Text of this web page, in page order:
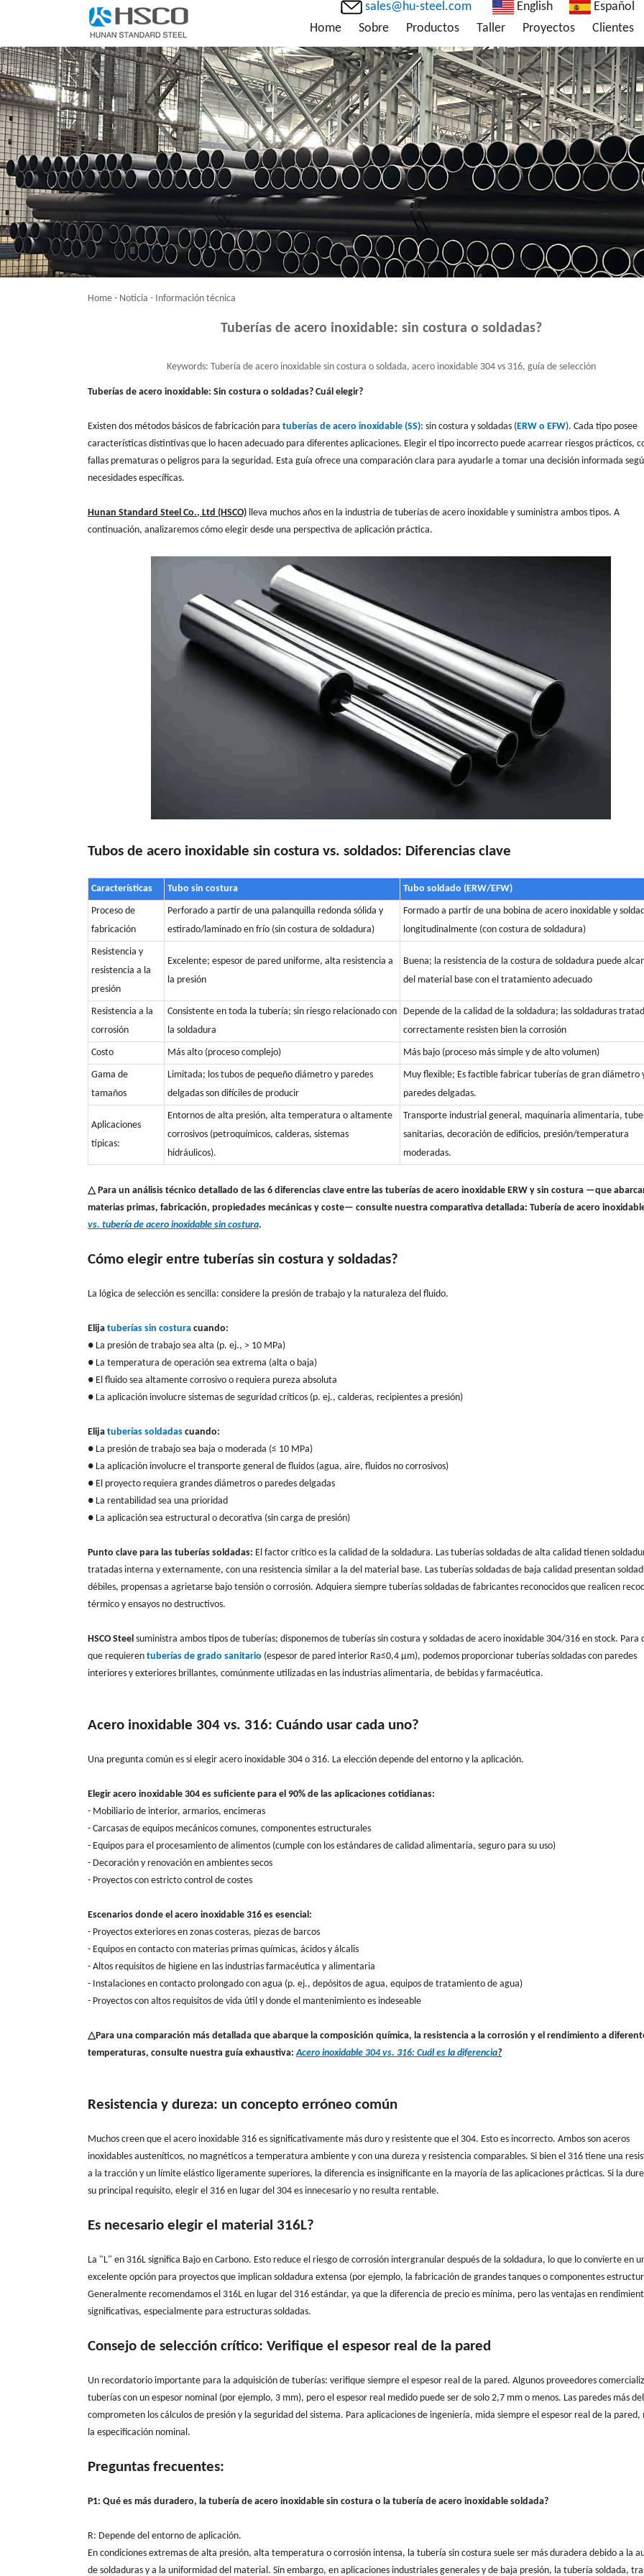
sales@hu-steel.com English Español
Home
Sobre Productos Taller Proyectos Clientes
Home - Noticia - Información técnica
Tuberías de acero inoxidable: sin costura o soldadas?
Keywords: Tubería de acero inoxidable sin costura o soldada, acero inoxidable 304 vs 316, guía de selección
Tuberías de acero inoxidable: Sin costura o soldadas? Cuál elegir?
Existen dos métodos básicos de fabricación para tuberías de acero inoxidable (SS): sin costura y soldadas (ERW o EFW). Cada tipo posee
características distintivas que lo hacen adecuado para diferentes aplicaciones. Elegir el tipo incorrecto puede acarrear riesgos prácticos,
fallas prematuras o peligros para la seguridad. Esta guía ofrece una comparación clara para ayudarle a tomar una decisión informada
necesidades específicas.
Hunan Standard Steel Co., Ltd (HSCO) lleva muchos años en la industria de tuberías de acero inoxidable y suministra ambos tipos. A
continuación, analizaremos cómo elegir desde una perspectiva de aplicación práctica.
Tubos de acero inoxidable sin costura vs. soldados: Diferencias clave
Características Tubo sin costura Tubo soldado (ERW/EFW)
Proceso de
fabricación
Perforado a partir de una palanquilla redonda sólida y
estirado/laminado en frío (sin costura de soldadura)
Formado a partir de una bobina de acero inoxidable y
longitudinalmente (con costura de soldadura)
Resistencia y
resistencia a la
presión
Excelente; espesor de pared uniforme, alta resistencia a
la presión
Buena; la resistencia de la costura de soldadura puede
del material base con el tratamiento adecuado
Resistencia a la
corrosión
Consistente en toda la tubería; sin riesgo relacionado con
la soldadura
Depende de la calidad de la soldadura; las soldaduras
correctamente resisten bien la corrosión
Costo Más alto (proceso complejo) Más bajo (proceso más simple y de alto volumen)
Gama de
tamaños
Limitada; los tubos de pequeño diámetro y paredes
delgadas son difíciles de producir
Muy flexible; Es factible fabricar tuberías de gran diámetro
paredes delgadas.
Aplicaciones
típicas:
Entornos de alta presión, alta temperatura o altamente
corrosivos (petroquímicos, calderas, sistemas
hidráulicos).
Transporte industrial general, maquinaria alimentaria,
sanitarias, decoración de edificios, presión/temperatura
moderadas.
△ Para un análisis técnico detallado de las 6 diferencias clave entre las tuberías de acero inoxidable ERW y sin costura —que
materias primas, fabricación, propiedades mecánicas y coste— consulte nuestra comparativa detallada: Tubería de acero
vs. tubería de acero inoxidable sin costura.
Cómo elegir entre tuberías sin costura y soldadas?
La lógica de selección es sencilla: considere la presión de trabajo y la naturaleza del fluido.
Elija tuberías sin costura cuando:
● La presión de trabajo sea alta (p. ej., > 10 MPa)
● La temperatura de operación sea extrema (alta o baja)
● El fluido sea altamente corrosivo o requiera pureza absoluta
● La aplicación involucre sistemas de seguridad críticos (p. ej., calderas, recipientes a presión)
Elija tuberías soldadas cuando:
● La presión de trabajo sea baja o moderada (≤ 10 MPa)
● La aplicación involucre el transporte general de fluidos (agua, aire, fluidos no corrosivos)
● El proyecto requiera grandes diámetros o paredes delgadas
● La rentabilidad sea una prioridad
● La aplicación sea estructural o decorativa (sin carga de presión)
Punto clave para las tuberías soldadas: El factor crítico es la calidad de la soldadura. Las tuberías soldadas de alta calidad tienen
tratadas interna y externamente, con una resistencia similar a la del material base. Las tuberías soldadas de baja calidad presentan
débiles, propensas a agrietarse bajo tensión o corrosión. Adquiera siempre tuberías soldadas de fabricantes reconocidos que realicen
térmico y ensayos no destructivos.
HSCO Steel suministra ambos tipos de tuberías; disponemos de tuberías sin costura y soldadas de acero inoxidable 304/316 en stock. Para
que requieren tuberías de grado sanitario (espesor de pared interior Ra≤0,4 μm), podemos proporcionar tuberías soldadas con paredes
interiores y exteriores brillantes, comúnmente utilizadas en las industrias alimentaria, de bebidas y farmacéutica.
Acero inoxidable 304 vs. 316: Cuándo usar cada uno?
Una pregunta común es si elegir acero inoxidable 304 o 316. La elección depende del entorno y la aplicación.
Elegir acero inoxidable 304 es suficiente para el 90% de las aplicaciones cotidianas:
- Mobiliario de interior, armarios, encimeras
- Carcasas de equipos mecánicos comunes, componentes estructurales
- Equipos para el procesamiento de alimentos (cumple con los estándares de calidad alimentaria, seguro para su uso)
- Decoración y renovación en ambientes secos
- Proyectos con estricto control de costes
Escenarios donde el acero inoxidable 316 es esencial:
- Proyectos exteriores en zonas costeras, piezas de barcos
- Equipos en contacto con materias primas químicas, ácidos y álcalis
- Altos requisitos de higiene en las industrias farmacéutica y alimentaria
- Instalaciones en contacto prolongado con agua (p. ej., depósitos de agua, equipos de tratamiento de agua)
- Proyectos con altos requisitos de vida útil y donde el mantenimiento es indeseable
△Para una comparación más detallada que abarque la composición química, la resistencia a la corrosión y el rendimiento a
temperaturas, consulte nuestra guía exhaustiva:Acero inoxidable 304 vs. 316: Cuál es la diferencia?
Resistencia y dureza: un concepto erróneo común
Muchos creen que el acero inoxidable 316 es significativamente más duro y resistente que el 304. Esto es incorrecto. Ambos son aceros
inoxidables austeníticos, no magnéticos a temperatura ambiente y con una dureza y resistencia comparables. Si bien el 316 tiene una
a la tracción y un límite elástico ligeramente superiores, la diferencia es insignificante en la mayoría de las aplicaciones prácticas. Si la
su principal requisito, elegir el 316 en lugar del 304 es innecesario y no resulta rentable.
Es necesario elegir el material 316L?
La "L" en 316L significa Bajo en Carbono. Esto reduce el riesgo de corrosión intergranular después de la soldadura, lo que lo convierte en
excelente opción para proyectos que implican soldadura extensa (por ejemplo, la fabricación de grandes tanques o componentes
Generalmente recomendamos el 316L en lugar del 316 estándar, ya que la diferencia de precio es mínima, pero las ventajas en
significativas, especialmente para estructuras soldadas.
Consejo de selección crítico: Verifique el espesor real de la pared
Un recordatorio importante para la adquisición de tuberías: verifique siempre el espesor real de la pared. Algunos proveedores
tuberías con un espesor nominal (por ejemplo, 3 mm), pero el espesor real medido puede ser de solo 2,7 mm o menos. Las paredes más
comprometen los cálculos de presión y la seguridad del sistema. Para aplicaciones de ingeniería, mida siempre el espesor real de la pared,
la especificación nominal.
Preguntas frecuentes:
P1: Qué es más duradero, la tubería de acero inoxidable sin costura o la tubería de acero inoxidable soldada?
R: Depende del entorno de aplicación.
En condiciones extremas de alta presión, alta temperatura o corrosión intensa, la tubería sin costura suele ser más duradera debido a la
de soldaduras y a la uniformidad del material. Sin embargo, en aplicaciones industriales generales y de baja presión, la tubería soldada,